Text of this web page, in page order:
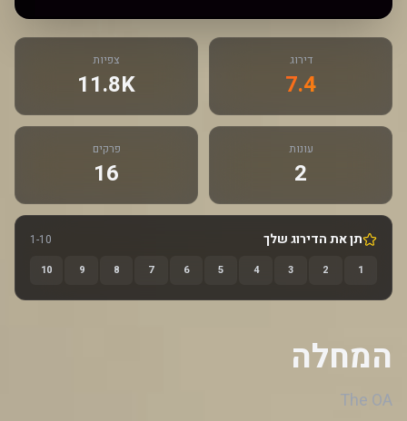
דירוג
7.4
צפיות
11.8K
עונות
2
פרקים
16
תן את הדירוג שלך 1-10
1
2
3
4
5
6
7
8
9
10
המחלה
The OA